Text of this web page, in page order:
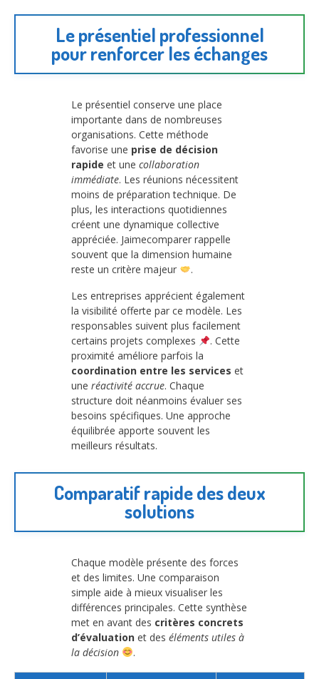
Le présentiel professionnel
pour renforcer les échanges
Le présentiel conserve une place
importante dans de nombreuses
organisations. Cette méthode
favorise une prise de décision
rapide et une collaboration
immédiate. Les réunions nécessitent
moins de préparation technique. De
plus, les interactions quotidiennes
créent une dynamique collective
appréciée. Jaimecomparer rappelle
souvent que la dimension humaine
reste un critère majeur
.
Les entreprises apprécient également
la visibilité offerte par ce modèle. Les
responsables suivent plus facilement
certains projets complexes
. Cette
proximité améliore parfois la
coordination entre les services et
une réactivité accrue. Chaque
structure doit néanmoins évaluer ses
besoins spécifiques. Une approche
équilibrée apporte souvent les
meilleurs résultats.
Comparatif rapide des deux
solutions
Chaque modèle présente des forces
et des limites. Une comparaison
simple aide à mieux visualiser les
différences principales. Cette synthèse
met en avant des critères concrets
d’évaluation et des éléments utiles à
la décision
.